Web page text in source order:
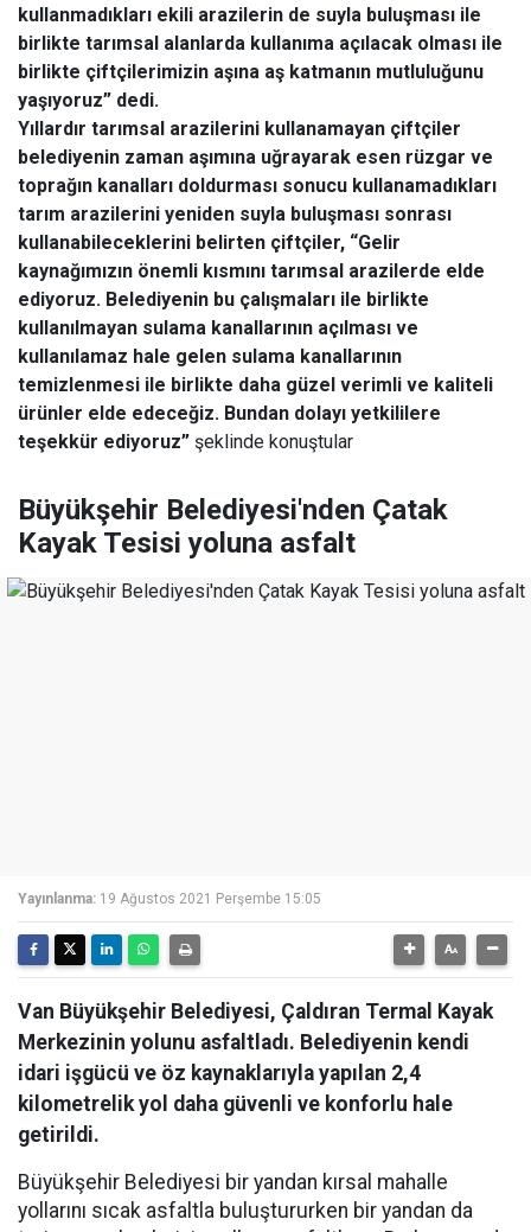
kullanmadıkları ekili arazilerin de suyla buluşması ile
birlikte tarımsal alanlarda kullanıma açılacak olması ile
birlikte çiftçilerimizin aşına aş katmanın mutluluğunu
yaşıyoruz” dedi.
Yıllardır tarımsal arazilerini kullanamayan çiftçiler
belediyenin zaman aşımına uğrayarak esen rüzgar ve
toprağın kanalları doldurması sonucu kullanamadıkları
tarım arazilerini yeniden suyla buluşması sonrası
kullanabileceklerini belirten çiftçiler, “Gelir
kaynağımızın önemli kısmını tarımsal arazilerde elde
ediyoruz. Belediyenin bu çalışmaları ile birlikte
kullanılmayan sulama kanallarının açılması ve
kullanılamaz hale gelen sulama kanallarının
temizlenmesi ile birlikte daha güzel verimli ve kaliteli
ürünler elde edeceğiz. Bundan dolayı yetkililere
teşekkür ediyoruz” şeklinde konuştular
Büyükşehir Belediyesi'nden Çatak
Kayak Tesisi yoluna asfalt
Yayınlanma: 19 Ağustos 2021 Perşembe 15:05
Van Büyükşehir Belediyesi, Çaldıran Termal Kayak
Merkezinin yolunu asfaltladı. Belediyenin kendi
idari işgücü ve öz kaynaklarıyla yapılan 2,4
kilometrelik yol daha güvenli ve konforlu hale
getirildi.
Büyükşehir Belediyesi bir yandan kırsal mahalle
yollarını sıcak asfaltla buluştururken bir yandan da